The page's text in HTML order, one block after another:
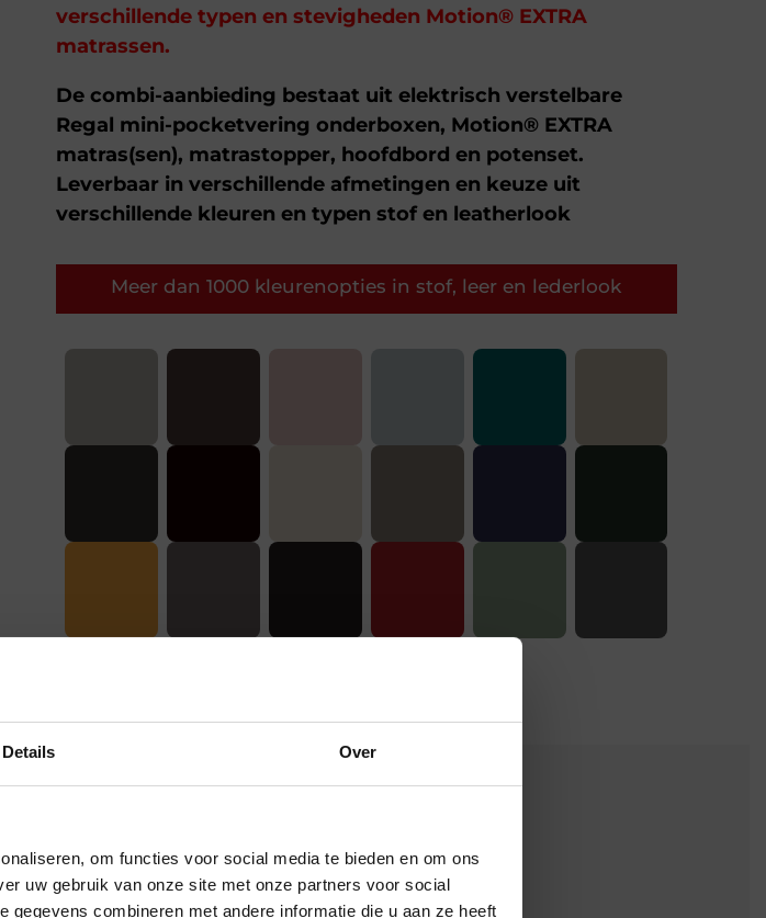
Details Over
om functies voor social media te bieden en om ons
uw gebruik van onze site met onze partners voor social
combineren met andere informatie die u aan ze heeft
verschillende typen en stevigheden Motion® EXTRA
matrassen.
De combi-aanbieding bestaat uit elektrisch verstelbare
Regal mini-pocketvering onderboxen, Motion® EXTRA
matras(sen), matrastopper, hoofdbord en potenset.
Leverbaar in verschillende afmetingen en keuze uit
verschillende kleuren en typen stof en leatherlook
Meer dan 1000 kleurenopties in stof, leer en lederlook
12:00 – 17:00
×